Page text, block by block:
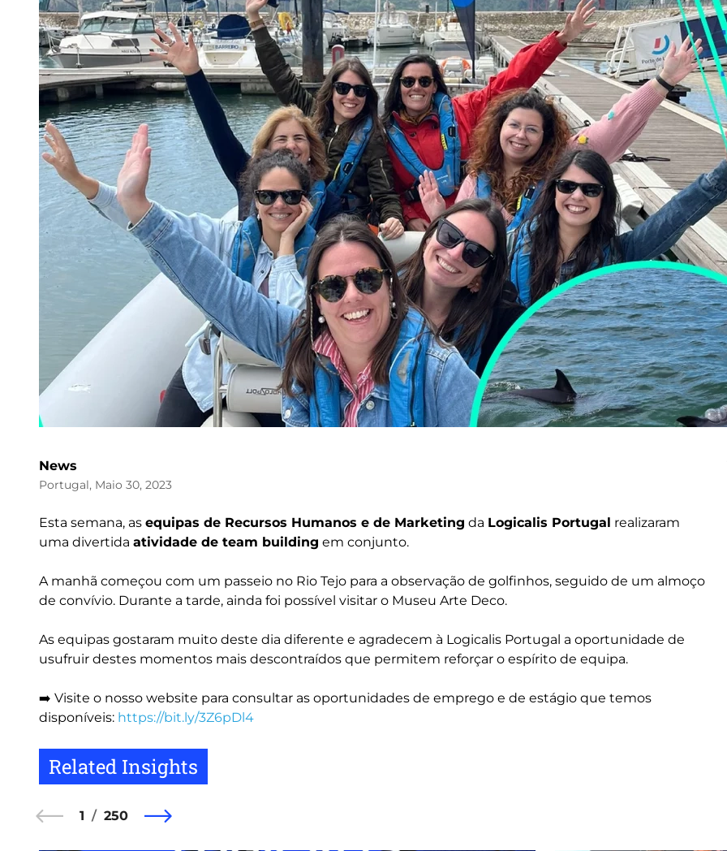
News
Portugal, Maio 30, 2023
Esta semana, as equipas de Recursos Humanos e de Marketing da Logicalis Portugal realizaram
uma divertida atividade de team building em conjunto.
A manhã começou com um passeio no Rio Tejo para a observação de golfinhos, seguido de um almoço
de convívio. Durante a tarde, ainda foi possível visitar o Museu Arte Deco.
As equipas gostaram muito deste dia diferente e agradecem à Logicalis Portugal a oportunidade de
usufruir destes momentos mais descontraídos que permitem reforçar o espírito de equipa.
➡️ Visite o nosso website para consultar as oportunidades de emprego e de estágio que temos
disponíveis: https://bit.ly/3Z6pDl4
Related Insights
1 250